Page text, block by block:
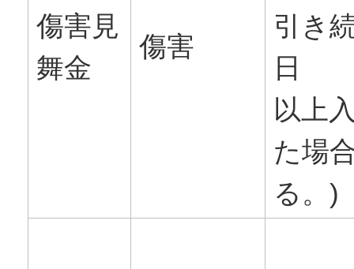
傷害見
舞金
傷害
引き
日
以上
た場
る。)